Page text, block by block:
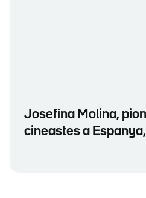
Josefina Molina,
cineastes a